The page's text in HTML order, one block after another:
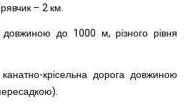
– 2 км.
довжиною до 1000 м, різного рівня
крісельна дорога довжиною